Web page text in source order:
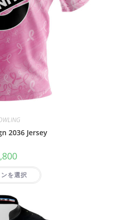
2036 Jersey
を選択